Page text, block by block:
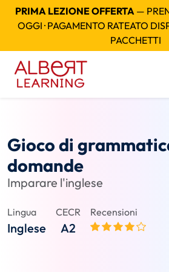
PRIMA LEZIONE OFFERTA —
OGGI · PAGAMENTO RATEATO
PACCHETTI
Gioco di
domande
Imparare l'inglese
Lingua
Inglese
CECR
A2
Recensioni